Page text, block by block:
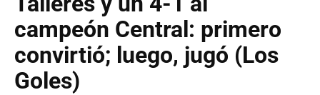
campeón Central: primero
convirtió; luego, jugó (Los
Goles)